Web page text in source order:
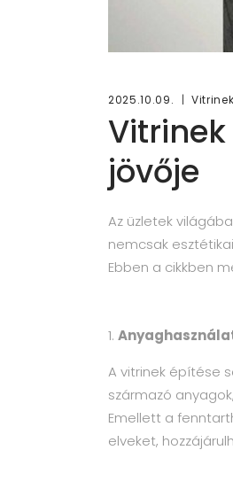
2025.10.09. Vitrinek
jövője
Az üzletek
nemcsak
Ebben a cikkben
A vitrinek építése
származó
Emellett a
elveket,